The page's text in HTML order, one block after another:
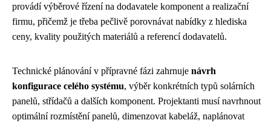
provádí výběrové řízení na dodavatele komponent a realizační
firmu, přičemž je třeba pečlivě porovnávat nabídky z hlediska
ceny, kvality použitých materiálů a referencí dodavatelů.
Technické plánování v přípravné fázi zahrnuje návrh
konfigurace celého systému, výběr konkrétních typů solárních
panelů, střídačů a dalších komponent. Projektanti musí navrhnout
optimální rozmístění panelů, dimenzovat kabeláž, naplánovat